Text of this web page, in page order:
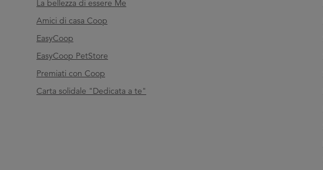
La bellezza di essere Me
Amici di casa Coop
EasyCoop
EasyCoop PetStore
Premiati con Coop
Carta solidale "Dedicata a te"